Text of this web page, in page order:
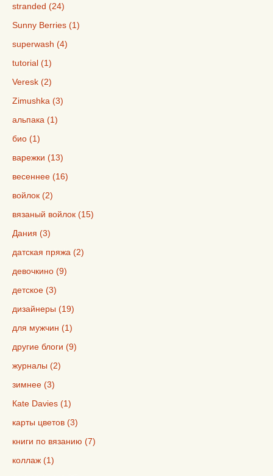
stranded (24)
Sunny Berries (1)
superwash (4)
tutorial (1)
Veresk (2)
Zimushka (3)
альпака (1)
био (1)
варежки (13)
весеннее (16)
войлок (2)
вязаный войлок (15)
Дания (3)
датская пряжа (2)
девочкино (9)
детское (3)
дизайнеры (19)
для мужчин (1)
другие блоги (9)
журналы (2)
зимнее (3)
Кate Davies (1)
карты цветов (3)
книги по вязанию (7)
коллаж (1)